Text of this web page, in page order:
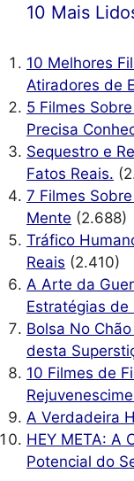
10 Mais
10 Melhores
Atiradores de
5 Filmes
Precisa
Sequestro e
Fatos Reais.
7 Filmes
Mente (2.688)
Tráfico
Reais (2.410)
A Arte da
Estratégias de
Bolsa No
desta
10 Filmes de
A Verdadeira
HEY META: A
Potencial do